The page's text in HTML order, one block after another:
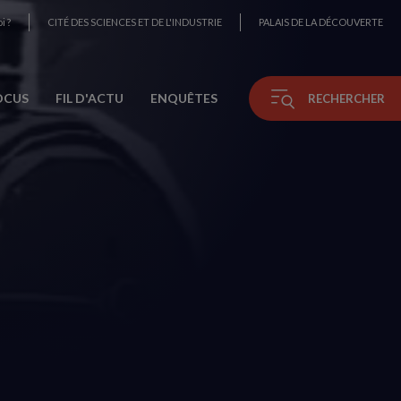
? CITÉ DES SCIENCES ET DE L'INDUSTRIE PALAIS DE LA DÉCOUVERTE
FIL D'ACTU ENQUÊTES RECHERCHER